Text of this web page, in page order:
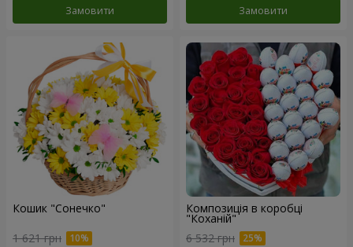
Замовити Замовити
Кошик "Сонечко"
1 621 грн
Композиція в коробці
"Коханій"
6 532 грн